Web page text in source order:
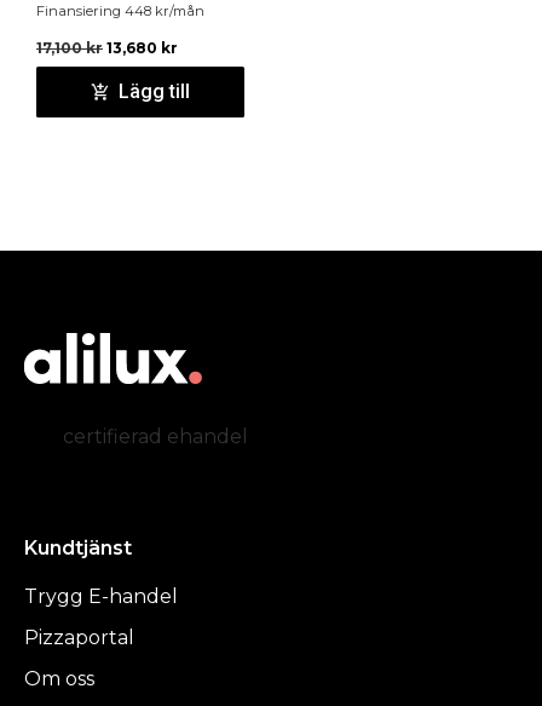
Finansiering 448 kr/mån
17,100kr 13,680 kr
Lägg till
certifierad ehandel
Kundtjänst
Trygg E-handel
Pizzaportal
Om oss